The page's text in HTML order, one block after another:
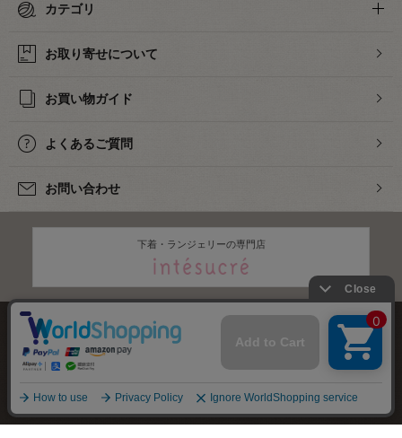
カテゴリ
お取り寄せについて
お買い物ガイド
よくあるご質問
お問い合わせ
下着・ランジェリーの専門店
株式会社オカダヤ
特定商取引法に基づく表記 プライバシーポリシー サイトマップ
2012-2026OKADAYA CO.,LTD.